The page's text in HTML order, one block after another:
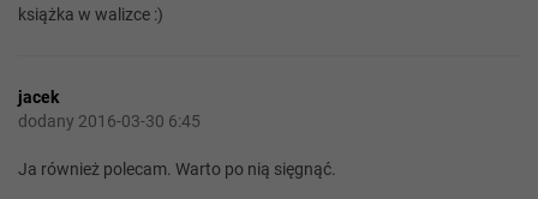
książka w walizce :)
jacek
dodany 2016-03-30 6:45
Ja również polecam. Warto po nią sięgnąć.